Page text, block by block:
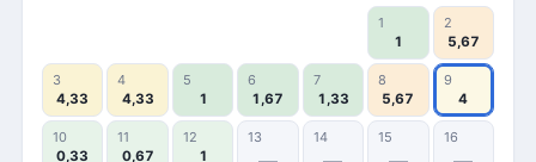
1
1
2
5,67
3
4,33
4
4,33
5
1
6
1,67
7
1,33
8
5,67
9
4
10
0,33
11
0,67
12
1
13 14 15 16